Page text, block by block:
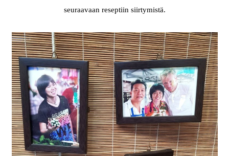
seuraavaan reseptiin siirtymistä.